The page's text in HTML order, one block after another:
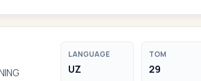
LANGUAGE
UZ
TOM
29